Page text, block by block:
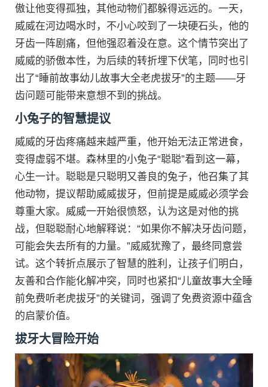
傲让他变得孤独，其他动物们都躲得远远的。一天，
威威在河边喝水时，不小心咬到了一块硬石头，他的
牙齿一阵剧痛，但他强忍着没在意。这个情节突出了
威威的骄傲本性，为后续的转折埋下伏笔，同时也引
出了“睡前故事幼儿故事大全老虎拔牙”的主题——牙
齿问题可能带来意想不到的挑战。
小兔子的智慧提议
威威的牙齿疼痛越来越严重，他开始无法正常进食，
变得虚弱不堪。森林里的小兔子“聪聪”看到这一幕，
心生一计。聪聪是只聪明又善良的兔子，他召集了其
他动物，提议帮助威威拔牙，但前提是威威必须学会
尊重大家。威威一开始很愤怒，认为这是对他的挑
战，但聪聪耐心地解释说：“如果你不解决牙齿问题，
可能会失去所有的力量。”威威犹豫了，最终同意尝
试。这个转折点展示了智慧的胜利，让孩子们明白，
友善和合作能化解冲突，同时也紧扣“儿童故事大全睡
前免费听老虎拔牙”的关键词，强调了免费资源中蕴含
的启蒙价值。
拔牙大冒险开始